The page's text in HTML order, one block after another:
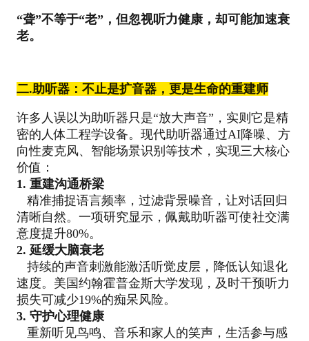
“聋”不等于“老”，但忽视听力健康，却可能加速衰
老。
二.助听器：不止是扩音器，更是生命的重建师
许多人误以为助听器只是“放大声音”，实则它是精
密的人体工程学设备。现代助听器通过AI降噪、方
向性麦克风、智能场景识别等技术，实现三大核心
价值：
1. 重建沟通桥梁
精准捕捉语言频率，过滤背景噪音，让对话回归
清晰自然。一项研究显示，佩戴助听器可使社交满
意度提升80%。
2. 延缓大脑衰老
持续的声音刺激能激活听觉皮层，降低认知退化
速度。美国约翰霍普金斯大学发现，及时干预听力
损失可减少19%的痴呆风险。
3. 守护心理健康
重新听见鸟鸣、音乐和家人的笑声，生活参与感